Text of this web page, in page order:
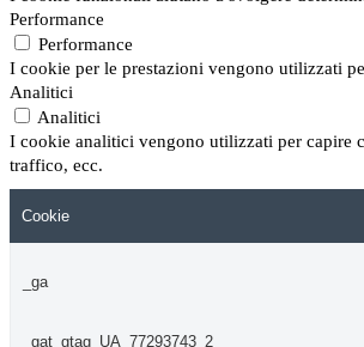
Performance
Performance
I cookie per le prestazioni vengono utilizzati
Analitici
Analitici
I cookie analitici vengono utilizzati per capire
traffico, ecc.
Cookie
_ga
_gat_gtag_UA_77293743_2